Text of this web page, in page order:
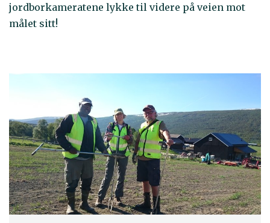
jordborkameratene lykke til videre på veien mot
målet sitt!